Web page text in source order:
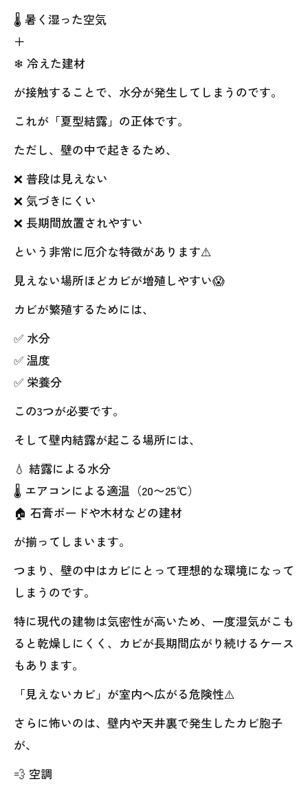
🌡 暑く湿った空気
＋
❄ 冷えた建材
が接触することで、水分が発生してしまうのです。
これが「夏型結露」の正体です。
ただし、壁の中で起きるため、
❌ 普段は見えない
❌ 気づきにくい
❌ 長期間放置されやすい
という非常に厄介な特徴があります⚠️
見えない場所ほどカビが増殖しやすい😱
カビが繁殖するためには、
✅ 水分
✅ 温度
✅ 栄養分
この3つが必要です。
そして壁内結露が起こる場所には、
💧 結露による水分
🌡 エアコンによる適温（20〜25℃）
🏠 石膏ボードや木材などの建材
が揃ってしまいます。
つまり、壁の中はカビにとって理想的な環境になって
しまうのです。
特に現代の建物は気密性が高いため、一度湿気がこも
ると乾燥しにくく、カビが長期間広がり続けるケース
もあります。
「見えないカビ」が室内へ広がる危険性⚠️
さらに怖いのは、壁内や天井裏で発生したカビ胞子
が、
💨 空調